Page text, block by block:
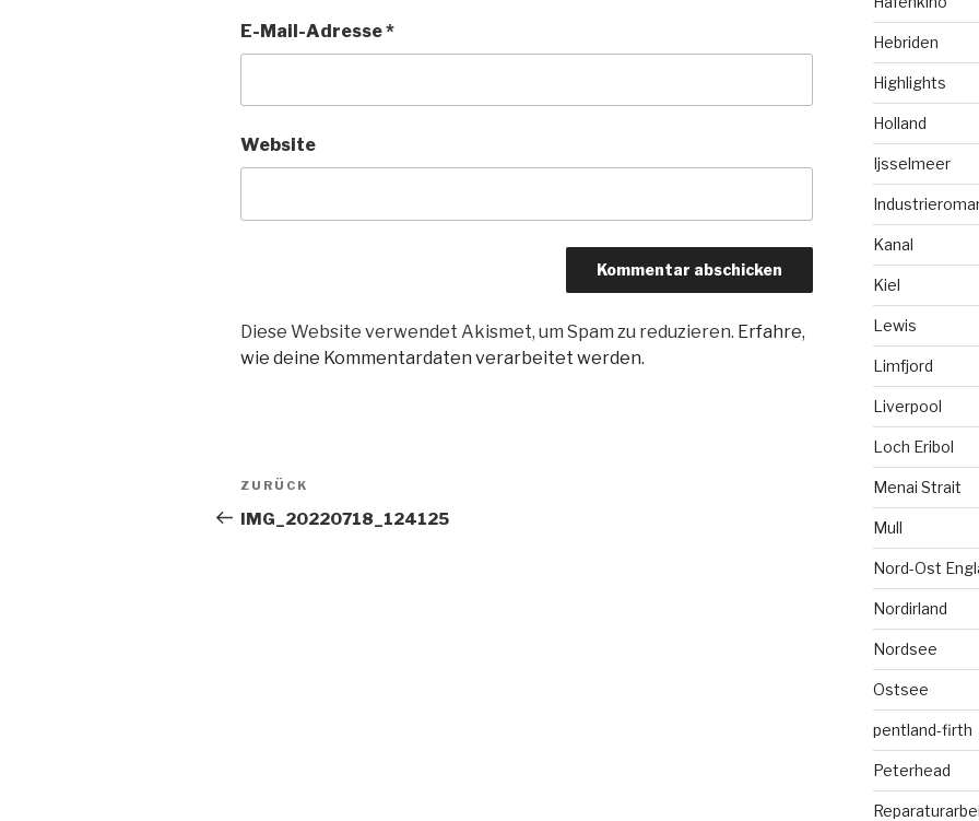
E-Mail-Adresse*
Website
Diese Website verwendet Akismet, um Spam zu reduzieren. Erfahre,
wie deine Kommentardaten verarbeitet werden.
Beitragsnavigation
Vorheriger
Beitrag
ZURÜCK
IMG_20220718_124125
Hebriden
Highlights
Holland
Ijsselmeer
Kanal
Kiel
Lewis
Limfjord
Liverpool
Loch Eribol
Menai Strait
Mull
Nord-Ost
Nordirland
Nordsee
Ostsee
pentland-firth
Peterhead